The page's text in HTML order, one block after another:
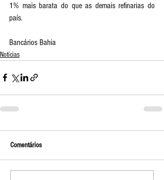
1% mais barata do que as demais refinarias do
país.
Bancários Bahia
Notícias
Comentários